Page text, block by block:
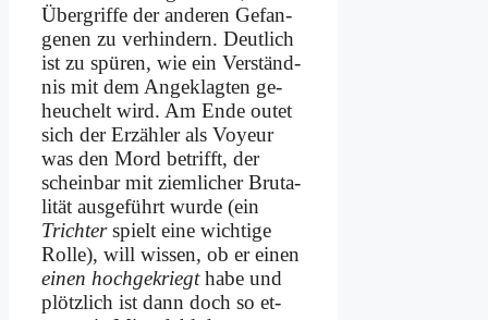
Über­grif­fe der an­de­ren Ge­fan­
ge­nen zu ver­hin­dern. Deut­lich
ist zu spü­ren, wie ein Ver­ständ­
nis mit dem Ange­klagten ge­
heu­chelt wird. Am En­de outet
sich der Er­zäh­ler als Voy­eur
was den Mord be­trifft, der
schein­bar mit ziem­li­cher Bru­ta­
li­tät aus­ge­führt wur­de (ein
Trich­terspielt ei­ne wich­ti­ge
Rol­le), will wis­sen, ob er ei­nen
ei­nen hoch­ge­kriegtha­be und
plötz­lich ist dann doch so et­